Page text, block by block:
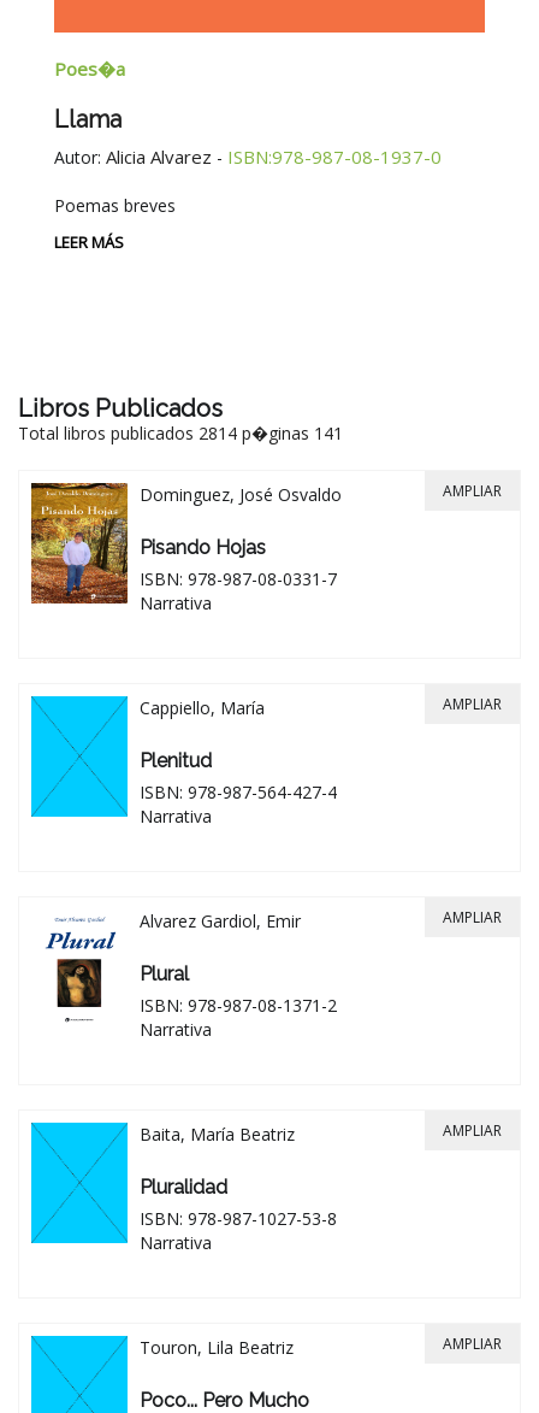
Poes�a
Llama
Autor: Alicia Alvarez - ISBN:978-987-08-1937-0
Poemas breves
LEER MÁS
Libros Publicados
Total libros publicados 2814 p�ginas 141
Dominguez, José Osvaldo
Pisando Hojas
ISBN: 978-987-08-0331-7
Narrativa
AMPLIAR
Cappiello, María
Plenitud
ISBN: 978-987-564-427-4
Narrativa
AMPLIAR
Alvarez Gardiol, Emir
Plural
ISBN: 978-987-08-1371-2
Narrativa
AMPLIAR
Baita, María Beatriz
Pluralidad
ISBN: 978-987-1027-53-8
Narrativa
AMPLIAR
Touron, Lila Beatriz
Poco... Pero Mucho
AMPLIAR